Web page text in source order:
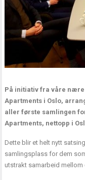
På initiativ fra våre
Apartments i Oslo,
aller første samlingen
Apartments, nettopp i
Dette blir et helt nytt
samlingsplass for dem
utstrakt samarbeid mellom